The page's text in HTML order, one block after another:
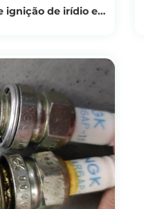
ignição de irídio e
reciclagem